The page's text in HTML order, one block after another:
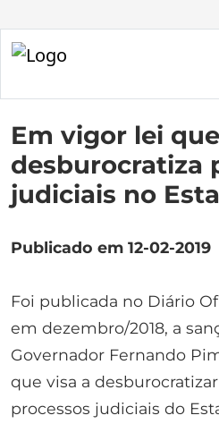
Em vigor lei que
desburocratiza
judiciais no
Publicado em 12-02-2019
Foi publicada no Diário
em dezembro/2018, a
Governador Fernando
que visa a
processos judiciais do